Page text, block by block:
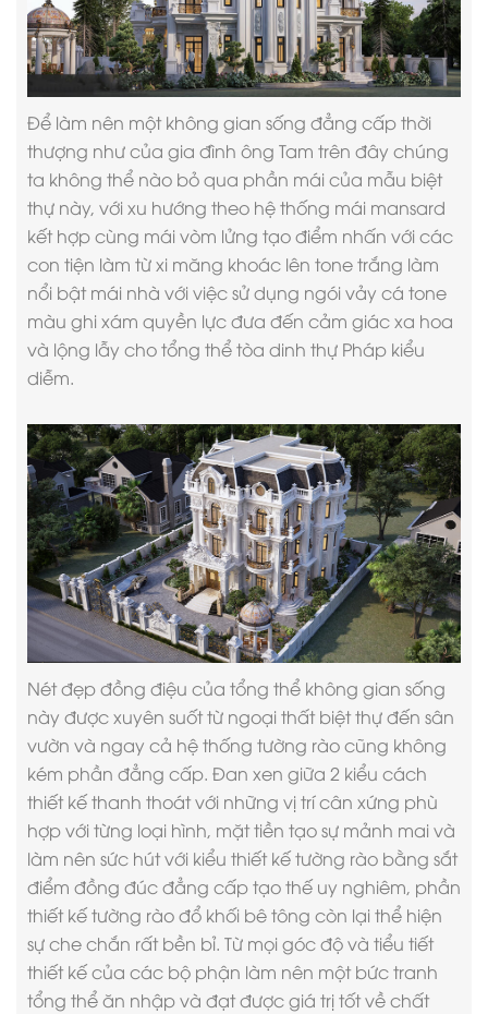
Để làm nên một không gian sống đẳng cấp thời
thượng như của gia đình ông Tam trên đây chúng
ta không thể nào bỏ qua phần mái của mẫu biệt
thự này, với xu hướng theo hệ thống mái mansard
kết hợp cùng mái vòm lửng tạo điểm nhấn với các
con tiện làm từ xi măng khoác lên tone trắng làm
nổi bật mái nhà với việc sử dụng ngói vảy cá tone
màu ghi xám quyền lực đưa đến cảm giác xa hoa
và lộng lẫy cho tổng thể tòa dinh thự Pháp kiểu
diễm.
Nét đẹp đồng điệu của tổng thể không gian sống
này được xuyên suốt từ ngoại thất biệt thự đến sân
vườn và ngay cả hệ thống tường rào cũng không
kém phần đẳng cấp. Đan xen giữa 2 kiểu cách
thiết kế thanh thoát với những vị trí cân xứng phù
hợp với từng loại hình, mặt tiền tạo sự mảnh mai và
làm nên sức hút với kiểu thiết kế tường rào bằng sắt
điểm đồng đúc đẳng cấp tạo thế uy nghiêm, phần
thiết kế tường rào đổ khối bê tông còn lại thể hiện
sự che chắn rất bền bỉ. Từ mọi góc độ và tiểu tiết
thiết kế của các bộ phận làm nên một bức tranh
tổng thể ăn nhập và đạt được giá trị tốt về chất